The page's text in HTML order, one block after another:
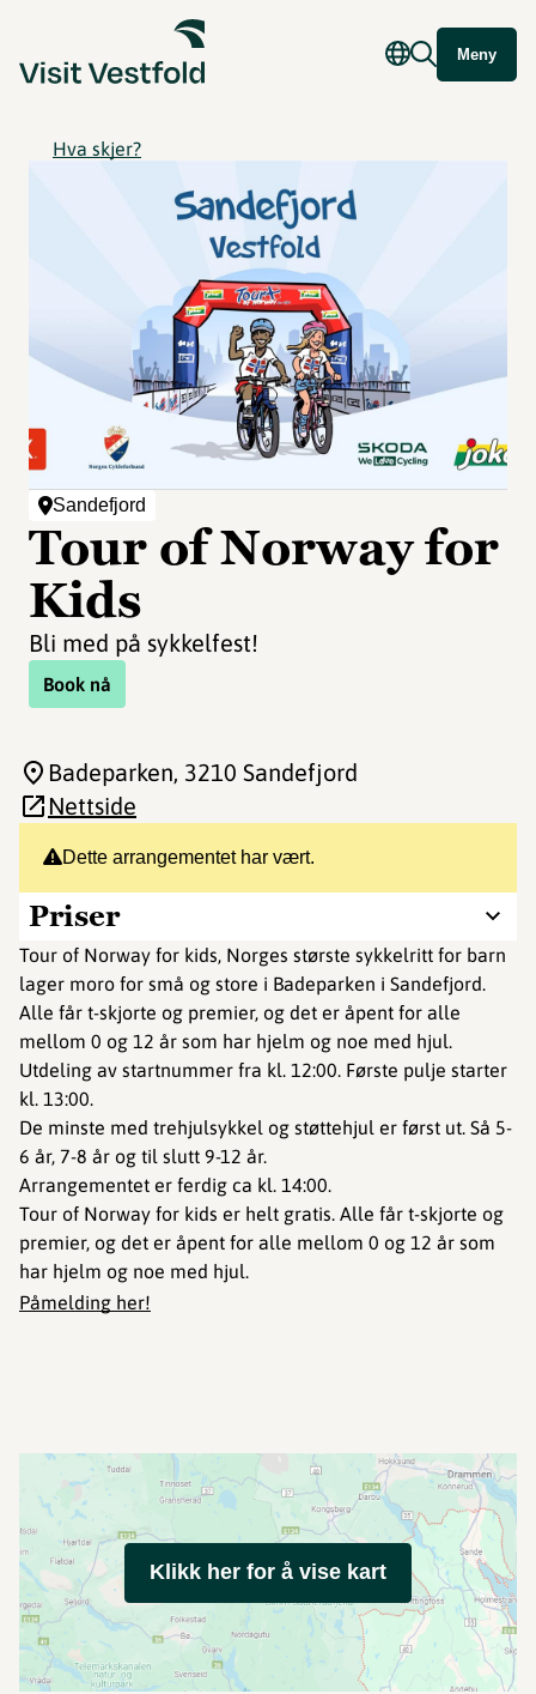
Meny
Hva skjer?
Sandefjord
Tour of Norway for
Kids
Bli med på sykkelfest!
Book nå
Dette arrangementet har vært.
Priser
Tour of Norway for kids, Norges største sykkelritt for barn
lager moro for små og store i Badeparken i Sandefjord.
Alle får t-skjorte og premier, og det er åpent for alle
mellom 0 og 12 år som har hjelm og noe med hjul.
Utdeling av startnummer fra kl. 12:00. Første pulje starter
kl. 13:00.
De minste med trehjulsykkel og støttehjul er først ut. Så 5-
6 år, 7-8 år og til slutt 9-12 år.
Arrangementet er ferdig ca kl. 14:00.
Tour of Norway for kids er helt gratis. Alle får t-skjorte og
premier, og det er åpent for alle mellom 0 og 12 år som
har hjelm og noe med hjul.
Påmelding her!
Badeparken, 3210 Sandefjord
Nettside
Klikk her for å vise kart